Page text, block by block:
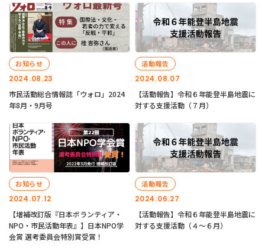
2024.08.23
お知らせ
市民活動総合情報誌「ウォロ」2024
年8月・9月号
2024.08.07
活動報告
【活動報告】令和６年能登半島地震に
対する支援活動（７月）
2024.07.12
お知らせ
【増補改訂版『日本ボランティア・
NPO・市民活動年表』】日本NPO学
会賞 選考委員会特別賞受賞！
2024.06.27
活動報告
【活動報告】令和６年能登半島地震に
対する支援活動（４〜６月）